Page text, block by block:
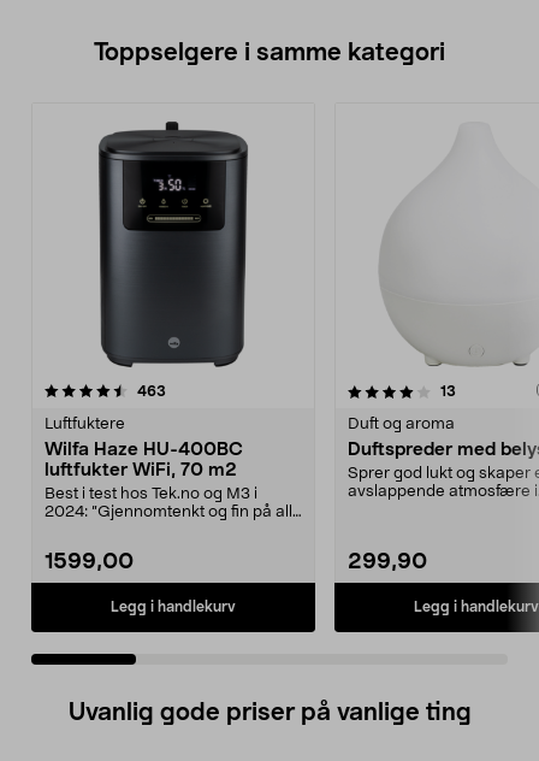
Toppselgere i samme kategori
463
Luftfuktere
Wilfa Haze HU-400BC
luftfukter WiFi, 70 m2
Best i test hos Tek.no og M3 i
2024: ”Gjennomtenkt og fin på alle
1599,00
Legg i handlekurv
4.0 av 5 stjerner 13 anmeldelser
Duft og aroma
Duftspreder med
Sprer god lukt og skaper
avslappende atmosfære i
299,90
Legg i handlekurv
4.5 av 5 stjerner
Uvanlig gode priser på vanlige ting